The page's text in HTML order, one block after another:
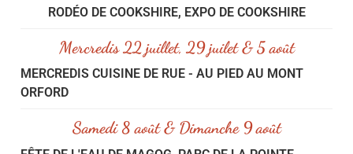
RODÉO DE COOKSHIRE, EXPO DE COOKSHIRE
Mercredis 22 juillet, 29 juilet & 5 août
MERCREDIS CUISINE DE RUE - AU PIED AU MONT
ORFORD
Samedi 8 août & Dimanche 9 août